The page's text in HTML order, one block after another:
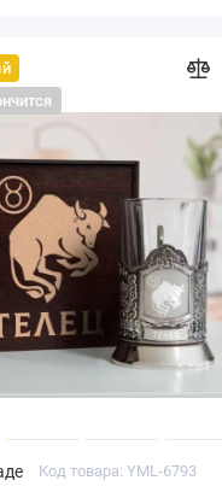
Код товара: YML-6793